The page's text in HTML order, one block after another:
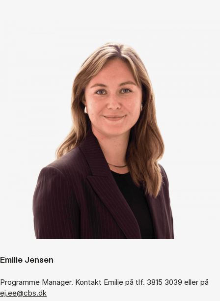
Emilie Jensen
Programme Manager. Kontakt Emilie på tlf. 3815 3039 eller på
ej.ee@cbs.dk